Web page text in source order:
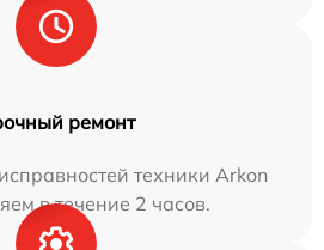
ремонт
техники Arkon
в течение 2 часов.